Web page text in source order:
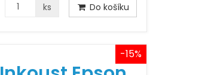
ks Do košíku
-15%